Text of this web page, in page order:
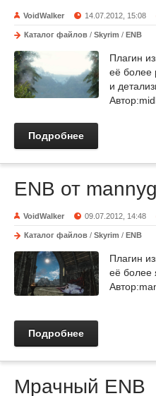
VoidWalker 14.07.2012, 15:08
Каталог файлов / Skyrim / ENB
Плагин
её более
и
Подробнее
ENB от
VoidWalker 09.07.2012, 14:48
Каталог файлов / Skyrim / ENB
Плагин
её более
Подробнее
Мрачный ENB